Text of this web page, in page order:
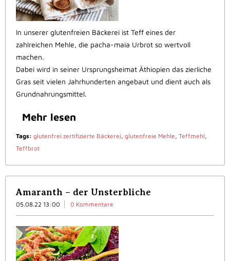
In unserer glutenfreien Bäckerei ist Teff eines der
zahlreichen Mehle, die pacha-maia Urbrot so wertvoll
machen.
Dabei wird in seiner Ursprungsheimat Äthiopien das zierliche
Gras seit vielen Jahrhunderten angebaut und dient auch als
Grundnahrungsmittel.
Mehr lesen
Tags: glutenfrei zertifizierte Bäckerei, glutenfreie Mehle, Teffmehl,
Teffbrot
Amaranth – der Unsterbliche
05.08.22 13:00 0 Kommentare